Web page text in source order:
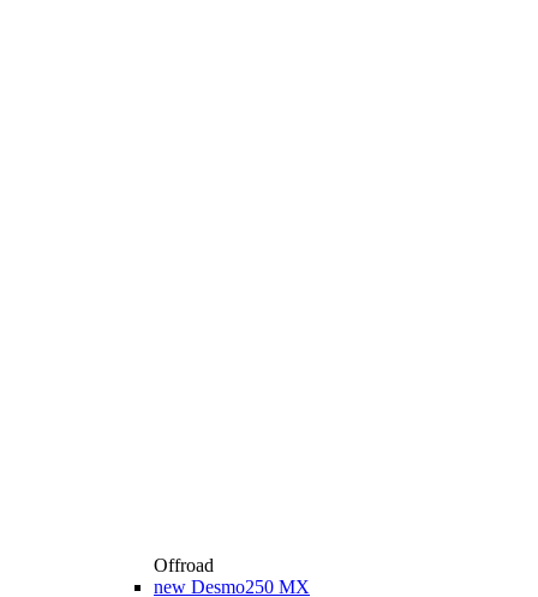
Offroad
new Desmo250 MX